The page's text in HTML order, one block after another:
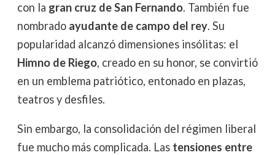
con la gran cruz de San Fernando. También fue
nombrado ayudante de campo del rey. Su
popularidad alcanzó dimensiones insólitas: el
Himno de Riego, creado en su honor, se convirtió
en un emblema patriótico, entonado en plazas,
teatros y desfiles.
Sin embargo, la consolidación del régimen liberal
fue mucho más complicada. Las tensiones entre